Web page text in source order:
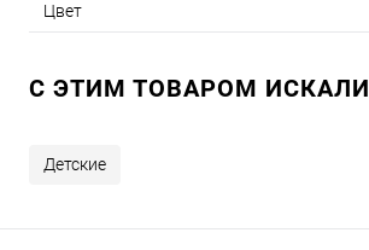
Цвет
C ЭТИМ ТОВАРОМ ИСКАЛИ
Детские